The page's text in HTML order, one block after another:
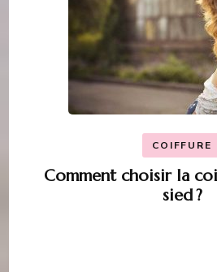
COIFFURE
Comment choisir la
sied ?